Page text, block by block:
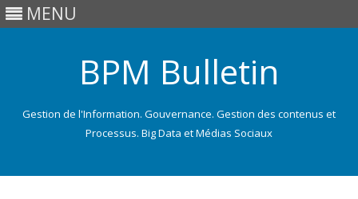
MENU
BPM Bulletin
Gestion de l'Information. Gouvernance. Gestion des contenus et
Processus. Big Data et Médias Sociaux